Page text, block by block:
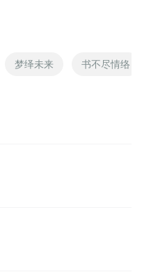
梦绎未来 书不尽情络